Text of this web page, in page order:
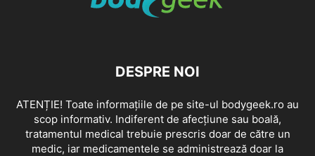
DESPRE NOI
ATENȚIE! Toate informațiile de pe site-ul bodygeek.ro au
scop informativ. Indiferent de afecțiune sau boală,
tratamentul medical trebuie prescris doar de către un
medic, iar medicamentele se administrează doar la